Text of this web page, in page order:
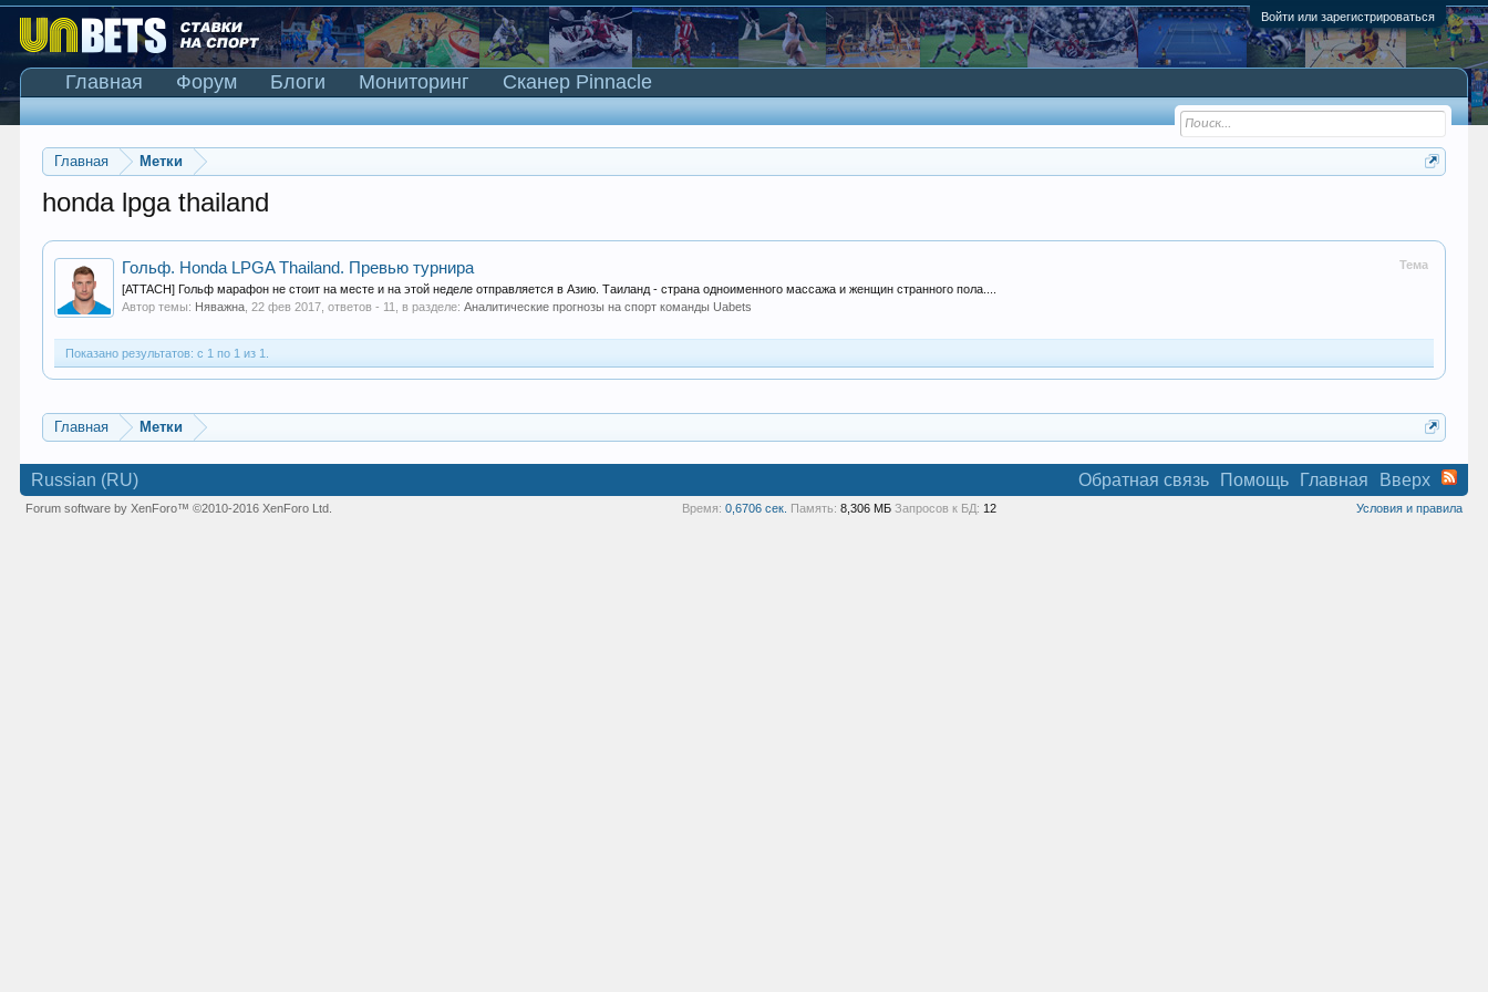
Войти или зарегистрироваться
Главная Метки
honda lpga thailand
Тема
Гольф. Honda LPGA Thailand. Превью турнира
[ATTACH] Гольф марафон не стоит на месте и на этой неделе отправляется в Азию. Таиланд - страна одноименного массажа и женщин странного пола....
Автор темы: Няважна ,22 фев 2017 , ответов - 11, в разделе:Аналитические прогнозы на спорт команды Uabets
Показано результатов: с 1 по 1 из 1.
Главная Метки
Главная Форум Блоги Мониторинг Сканер Pinnacle
Russian (RU) Обратная связь Помощь Главная Вверх
Условия и правила
Forum software by XenForo™©2010-2016 XenForo Ltd. Время: 0,6706 сек. Память: 8,306 МБ Запросов к БД: 12